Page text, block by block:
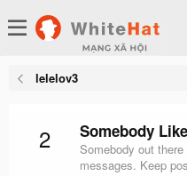
lelelov3
2 Somebody
Somebody out
messages. Keep